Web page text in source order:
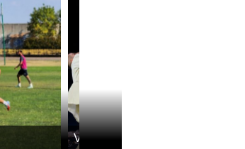
Változatos műfajú